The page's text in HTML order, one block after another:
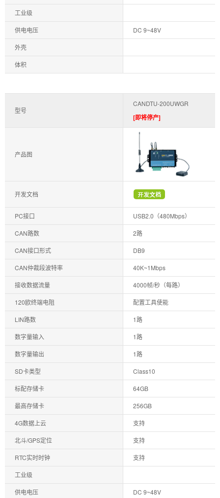
工业级
供电电压 DC 9~48V
外壳
体积
型号
CANDTU-200UWGR
[即将停产]
产品图
开发文档
PC接口 USB2.0（480Mbps）
CAN路数 2路
CAN接口形式 DB9
CAN仲裁段波特率 40K~1Mbps
接收数据流量 4000帧/秒（每路）
120欧终端电阻 配置工具使能
LIN路数 1路
数字量输入 1路
数字量输出 1路
SD卡类型 Class10
标配存储卡 64GB
最高存储卡 256GB
4G数据上云 支持
北斗/GPS定位 支持
RTC实时时钟 支持
工业级
供电电压 DC 9~48V